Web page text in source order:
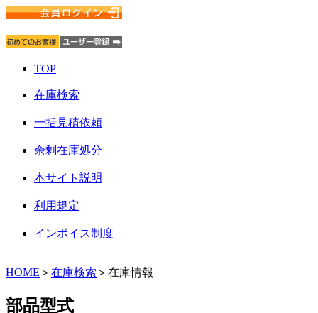
TOP
在庫検索
一括見積依頼
余剰在庫処分
本サイト説明
利用規定
インボイス制度
HOME ＞ 在庫検索 ＞在庫情報
部品型式